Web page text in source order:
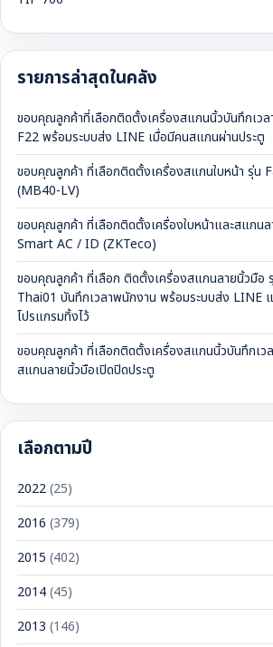
รายการล่าสุดในคลัง
ขอบคุณลูกค้าที่เลือกติดตั้งเครื่องสแกนนิ้วบันทึกเวล
F22 พร้อมระบบส่ง LINE เมื่อมีคนสแกนผ่านประตู
ขอบคุณลูกค้า ที่เลือกติดตั้งเครื่องสแกนใบหน้า รุ่น
(MB40-LV)
ขอบคุณลูกค้า ที่เลือกติดตั้งเครื่องใบหน้าและสแกน
Smart AC / ID (ZKTeco)
ขอบคุณลูกค้า ที่เลือก ติดตั้งเครื่องสแกนลายนิ้วมือ
Thai01 บันทึกเวลาพนักงาน พร้อมระบบส่ง LINE
โปรแกรมทิ้งไว้
ขอบคุณลูกค้า ที่เลือกติดตั้งเครื่องสแกนนิ้วบันทึกเว
สแกนลายนิ้วมือเปิดปิดประตู
เลือกตามปี
2022(25)
2016 (379)
2015 (402)
2014(45)
2013 (146)